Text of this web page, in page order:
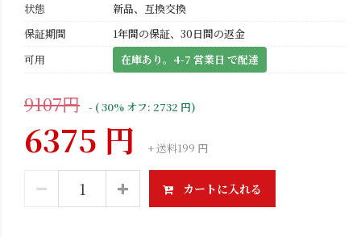
状態
新品、互換交換
保証期間
1年間の保証、30日間の返金
可用
在庫あり。4-7 営業日 で配達
9107円 - ( 30% オフ: 2732 円)
6375 円 + 送料199 円
カートに入れる